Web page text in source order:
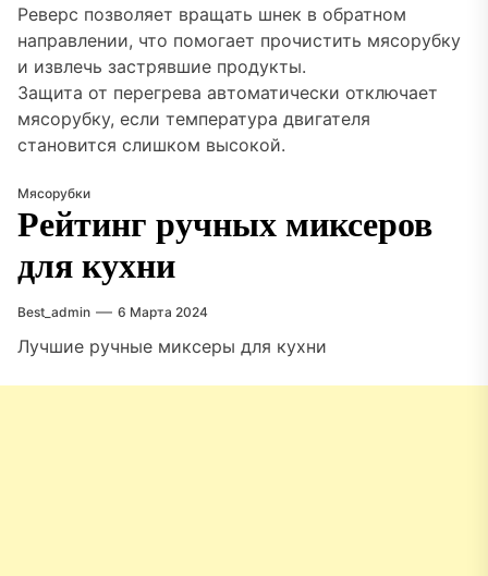
Реверс позволяет вращать шнек в обратном
направлении, что помогает прочистить мясорубку
и извлечь застрявшие продукты.
Защита от перегрева автоматически отключает
мясорубку, если температура двигателя
становится слишком высокой.
Мясорубки
Рейтинг ручных миксеров
для кухни
Best_admin 6 Марта 2024
Лучшие ручные миксеры для кухни